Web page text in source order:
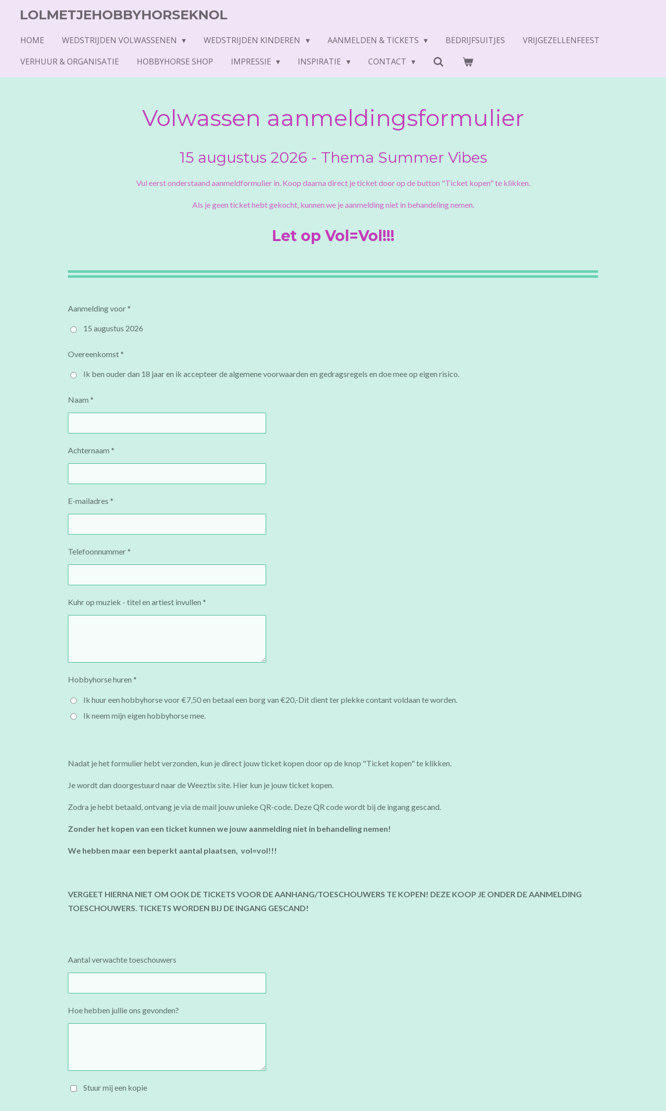
naar
hoofdinhoud
LOLMETJEHOBBYHORSEKNOL
HOME WEDSTRIJDEN VOLWASSENEN WEDSTRIJDEN KINDEREN AANMELDEN & TICKETS BEDRIJFSUITJES
VRIJGEZELLENFEEST
VERHUUR & ORGANISATIE
HOBBYHORSE SHOP IMPRESSIE INSPIRATIE CONTACT
Volwassen aanmeldingsformulier
15 augustus 2026 - Thema Summer Vibes
Vul eerst onderstaand aanmeldformulier in. Koop daarna direct je ticket door op de button "Ticket kopen" te klikken.
Als je geen ticket hebt gekocht, kunnen we je aanmelding niet in behandeling nemen.
Let op Vol=Vol!!!
Aanmelding voor *
15 augustus 2026
Overeenkomst *
Ik ben ouder dan 18 jaar en ik accepteer de algemene voorwaarden en gedragsregels en doe mee op eigen risico.
Naam *
Achternaam *
E-mailadres *
Telefoonnummer *
Kuhr op muziek - titel en artiest invullen *
Hobbyhorse huren *
Ik huur een hobbyhorse voor €7,50 en betaal een borg van €20,-Dit dient ter plekke contant voldaan te worden.
Ik neem mijn eigen hobbyhorse mee.
Nadat je het formulier hebt verzonden, kun je direct jouw ticket kopen door op de knop "Ticket kopen" te klikken.
Je wordt dan doorgestuurd naar de Weeztix site. Hier kun je jouw ticket kopen.
Zodra je hebt betaald, ontvang je via de mail jouw unieke QR-code. Deze QR code wordt bij de ingang gescand.
Zonder het kopen van een ticket kunnen we jouw aanmelding niet in behandeling nemen!
We hebben maar een beperkt aantal plaatsen, vol=vol!!!
VERGEET HIERNA NIET OM OOK DE TICKETS VOOR DE AANHANG/TOESCHOUWERS TE KOPEN! DEZE KOOP JE ONDER DE AANMELDING
TOESCHOUWERS. TICKETS WORDEN BIJ DE INGANG GESCAND!
Aantal verwachte toeschouwers
Hoe hebben jullie ons gevonden?
Stuur mij een kopie